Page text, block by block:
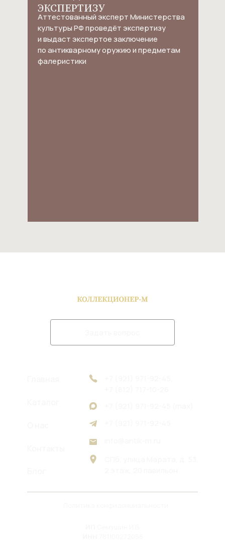
ЭКСПЕРТИЗУ
Аттестованный эксперт Министерства
культуры РФ проведёт экспертизу
и выдаст экспертое заключение
по антикварному оружию и предметам
фалеристики